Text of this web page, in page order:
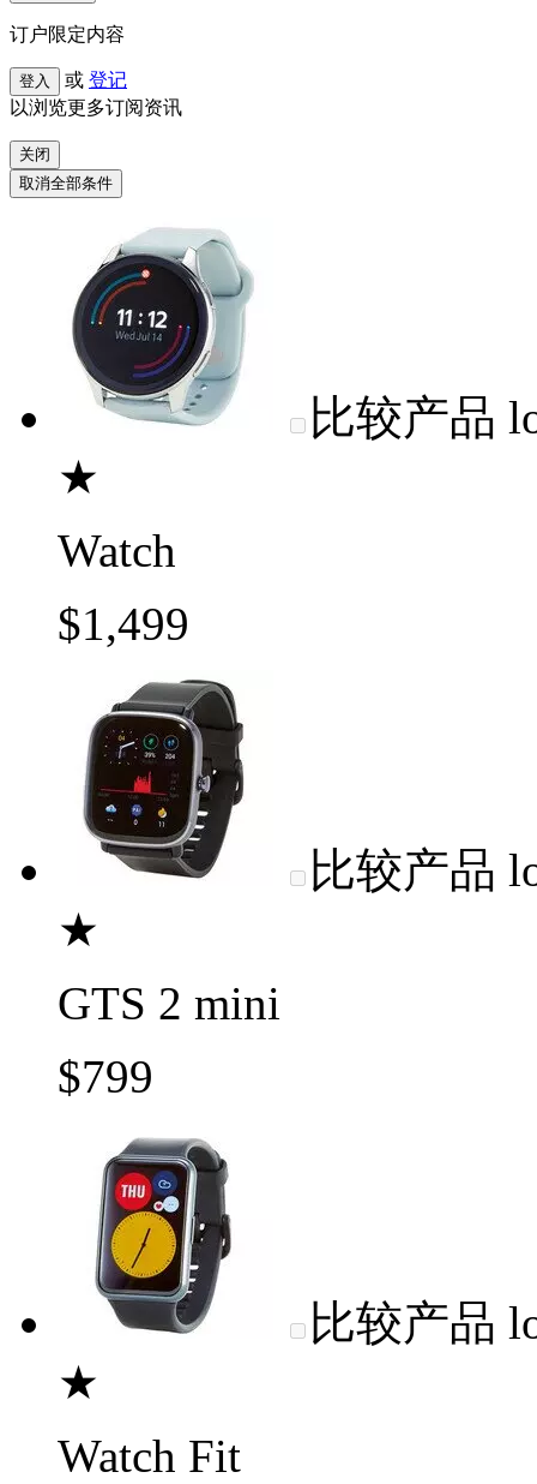
订户限定内容
登入 或 登记
以浏览更多订阅资讯
关闭
取消全部条件
比较产品
★
Watch
$1,499
比较产品
★
GTS 2 mini
$799
比较产品
★
Watch Fit